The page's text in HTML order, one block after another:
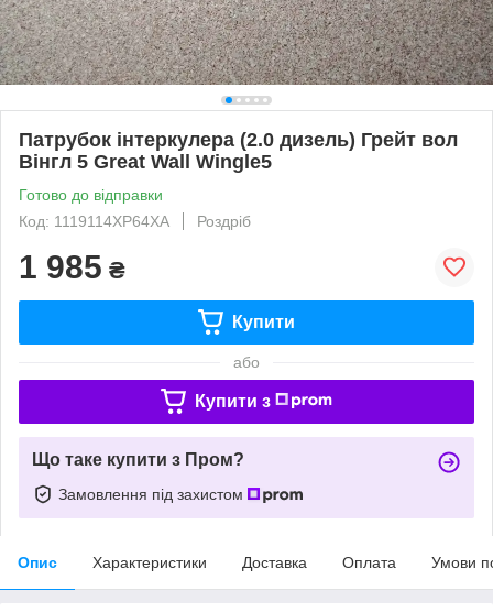
Патрубок інтеркулера (2.0 дизель) Грейт вол
Вінгл 5 Great Wall Wingle5
Готово до відправки
Код: 1119114XP64XA
Роздріб
1 985 ₴
Купити
або
Купити з
Що таке купити з Пром?
Замовлення під захистом
Опис Характеристики Доставка Оплата Умови